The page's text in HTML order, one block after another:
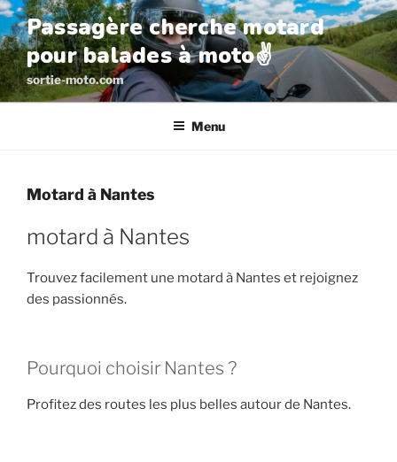
Aller
au
contenu
principal
Passagère cherche motard
pour balades à moto✌️
sortie-moto.com
Menu
Motard à Nantes
motard à Nantes
Trouvez facilement une motard à Nantes et rejoignez
des passionnés.
Pourquoi choisir Nantes ?
Profitez des routes les plus belles autour de Nantes.